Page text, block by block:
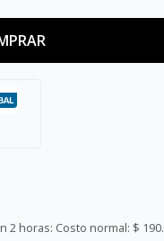
2 horas: Costo normal: $ 190.